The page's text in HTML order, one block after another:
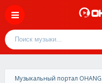
Музыкальный портал